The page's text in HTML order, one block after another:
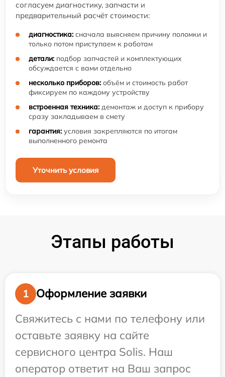
согласуем диагностику, запчасти и
предварительный расчёт стоимости:
диагностика: сначала выясняем причину поломки и
только потом приступаем к работам
детали: подбор запчастей и комплектующих
обсуждается с вами отдельно
несколько приборов: объём и стоимость работ
фиксируем по каждому устройству
встроенная техника: демонтаж и доступ к прибору
сразу закладываем в смету
гарантия: условия закрепляются по итогам
выполненного ремонта
Уточнить условия
Этапы работы
1
Оформление заявки
Свяжитесь с нами по телефону или
оставьте заявку на сайте
сервисного центра Solis. Наш
оператор ответит на Ваш запрос